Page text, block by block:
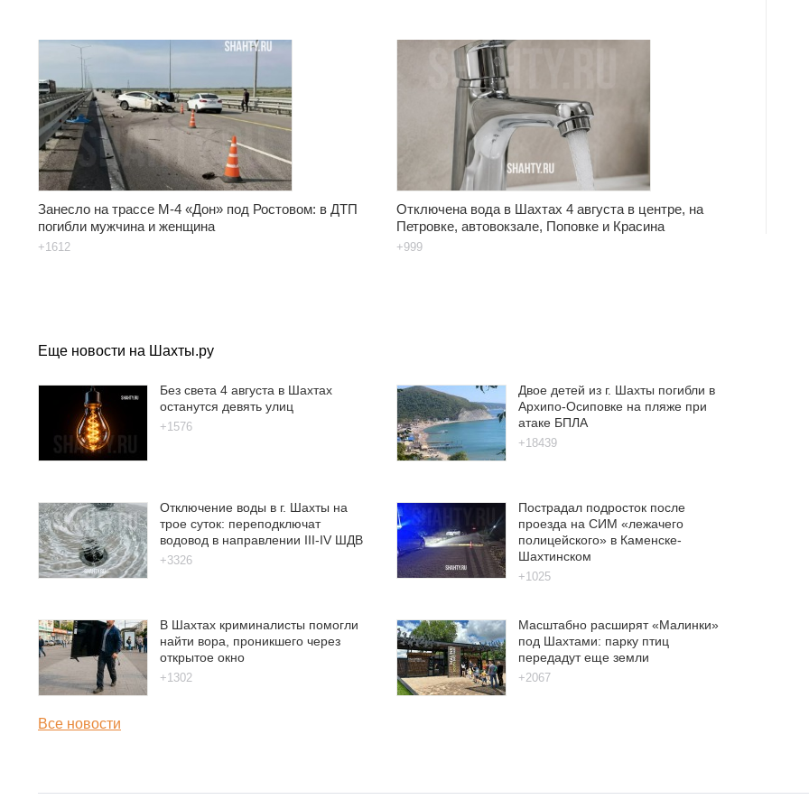
Занесло на трассе М-4 «Дон» под Ростовом: в ДТП
погибли мужчина и женщина
+1612
Отключена вода в Шахтах 4 августа в центре, на
Петровке, автовокзале, Поповке и Красина
+999
Еще новости на Шахты.ру
Без света 4 августа в Шахтах
останутся девять улиц
+1576
Двое детей из г. Шахты погибли в
Архипо-Осиповке на пляже при
атаке БПЛА
+18439
Отключение воды в г. Шахты на
трое суток: переподключат
водовод в направлении III-IV ШДВ
+3326
Пострадал подросток после
проезда на СИМ «лежачего
полицейского» в Каменске-
Шахтинском
+1025
В Шахтах криминалисты помогли
найти вора, проникшего через
открытое окно
+1302
Масштабно расширят «Малинки»
под Шахтами: парку птиц
передадут еще земли
+2067
Все новости